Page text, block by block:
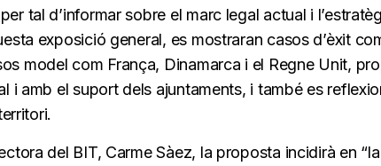
tal d’informar sobre el marc legal actual i
exposició general, es mostraran casos d’èxit
model com França, Dinamarca i el Regne Unit,
i amb el suport dels ajuntaments, i també es
del BIT, Carme Sàez, la proposta incidirà en